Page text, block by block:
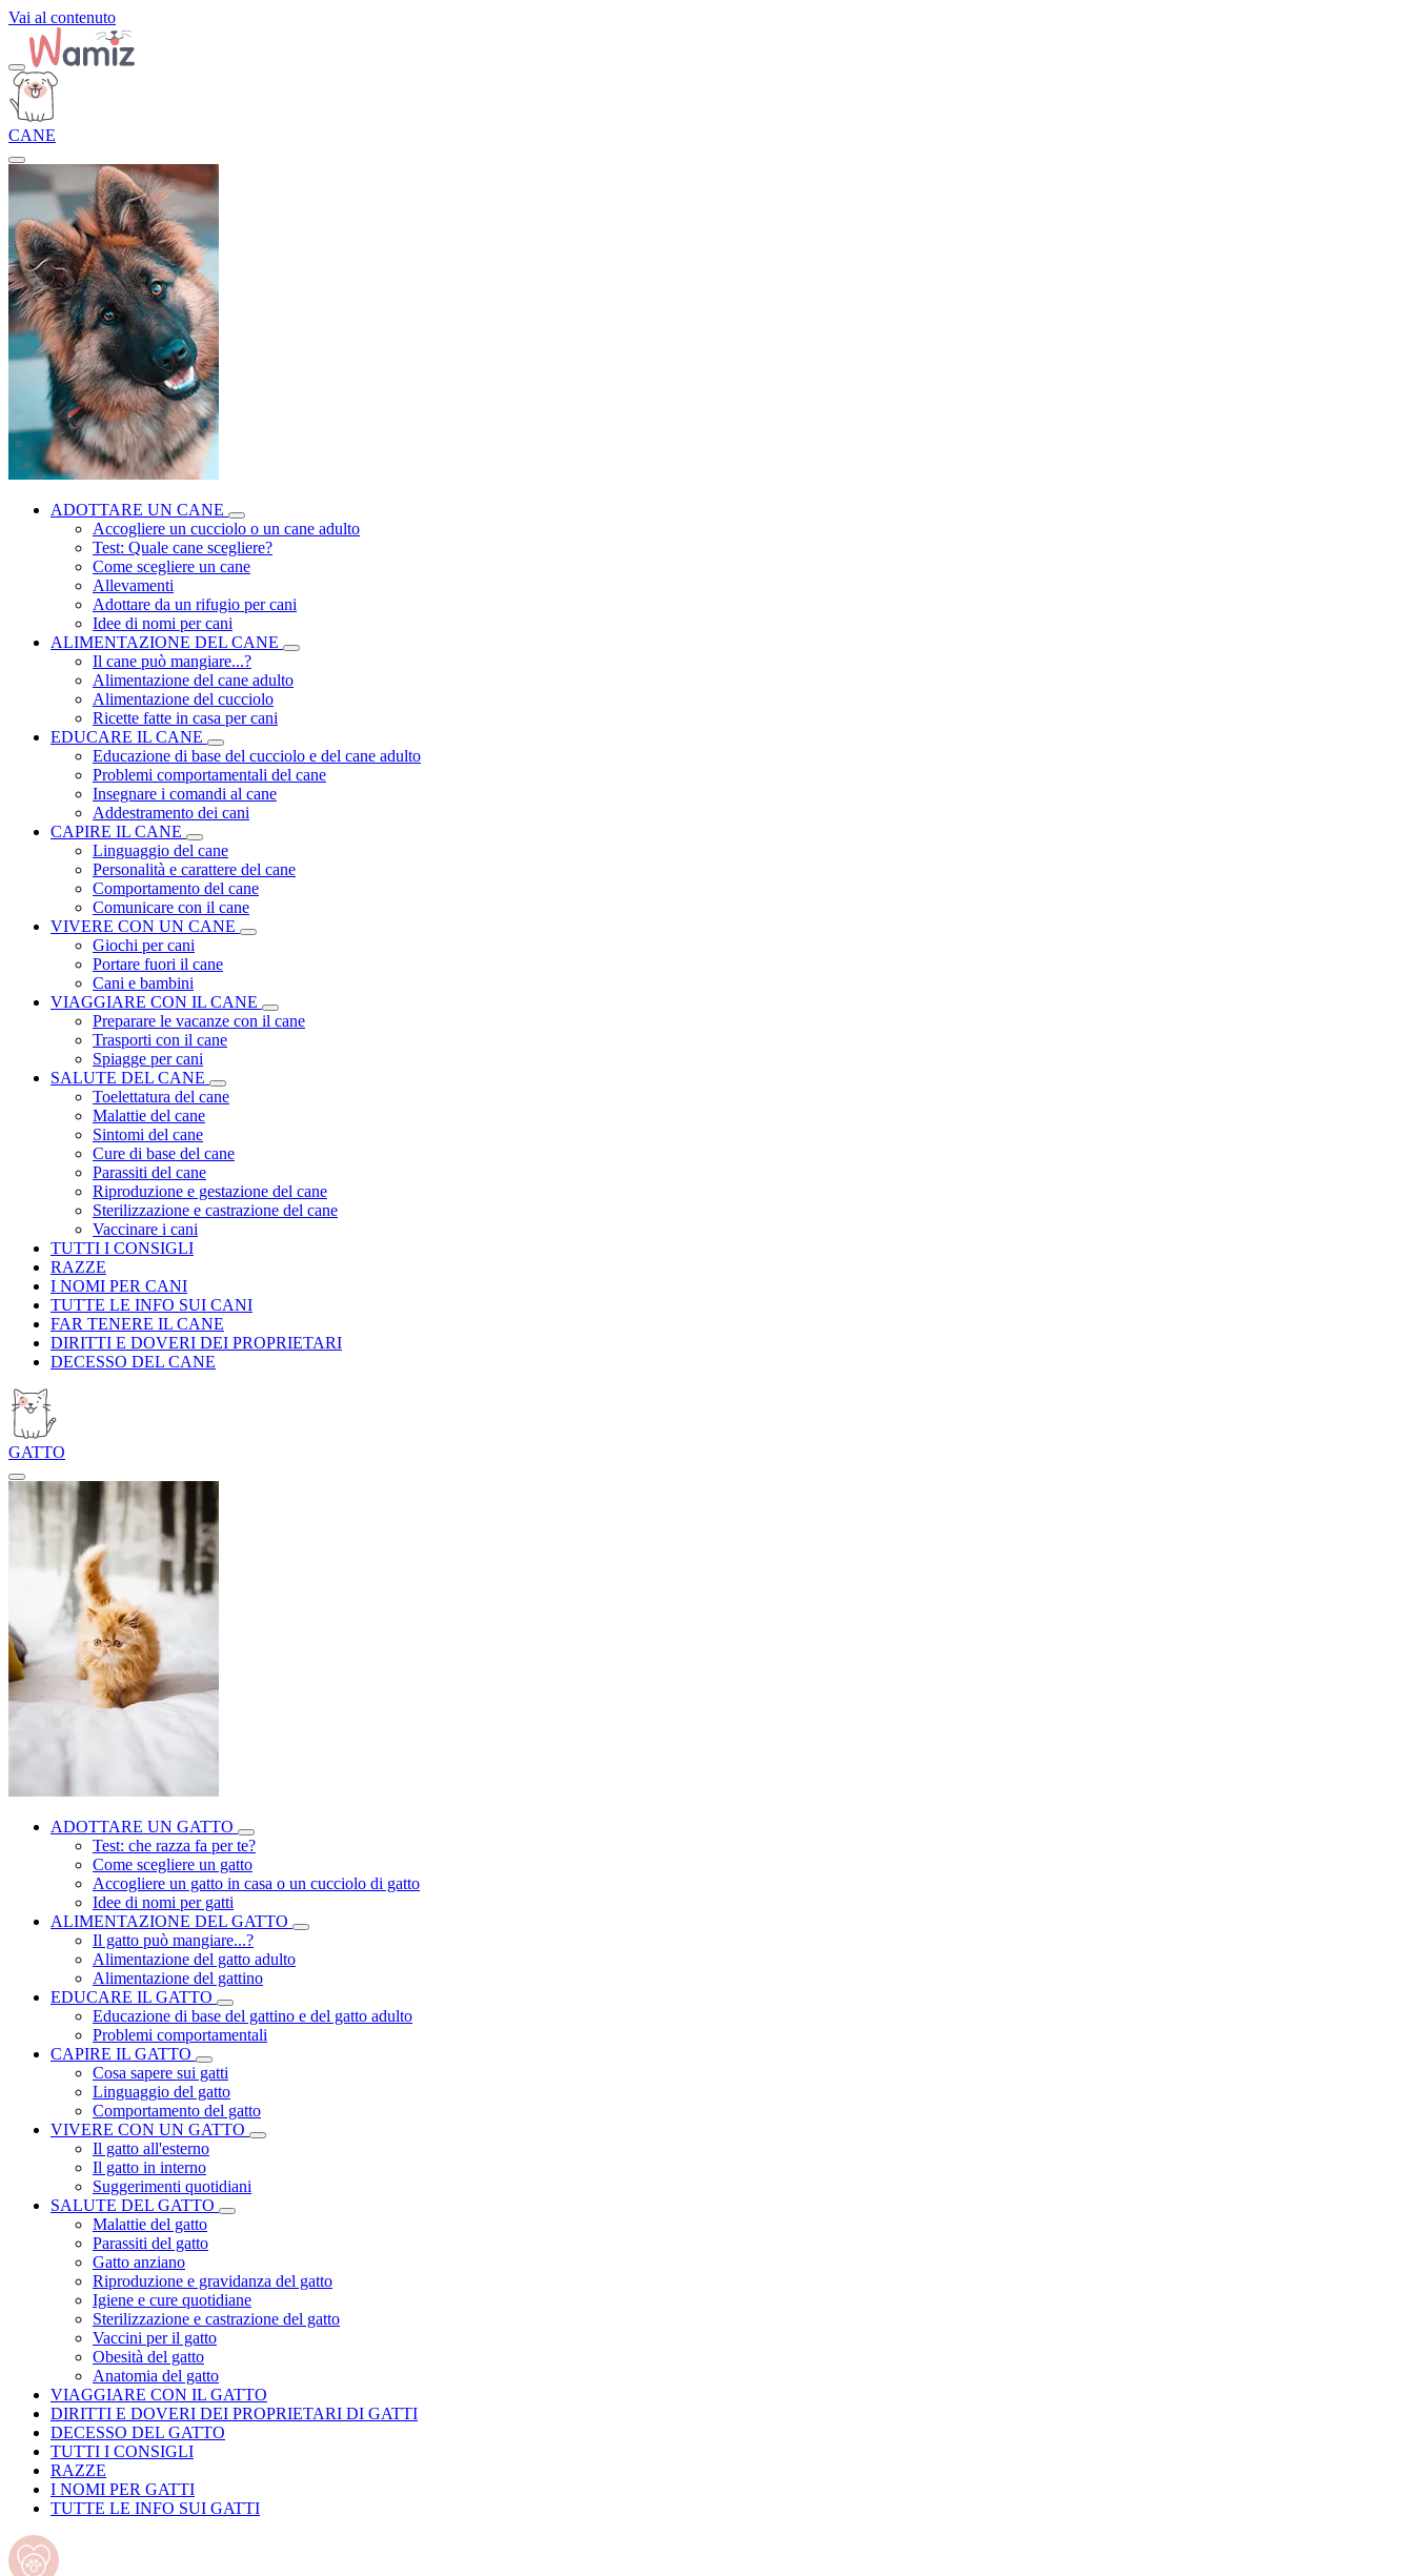
Vai al contenuto
CANE
ADOTTARE UN CANE
Accogliere un cucciolo o un cane adulto
Test: Quale cane scegliere?
Come scegliere un cane
Allevamenti
Adottare da un rifugio per cani
Idee di nomi per cani
ALIMENTAZIONE DEL CANE
Il cane può mangiare...?
Alimentazione del cane adulto
Alimentazione del cucciolo
Ricette fatte in casa per cani
EDUCARE IL CANE
Educazione di base del cucciolo e del cane adulto
Problemi comportamentali del cane
Insegnare i comandi al cane
Addestramento dei cani
CAPIRE IL CANE
Linguaggio del cane
Personalità e carattere del cane
Comportamento del cane
Comunicare con il cane
VIVERE CON UN CANE
Giochi per cani
Portare fuori il cane
Cani e bambini
VIAGGIARE CON IL CANE
Preparare le vacanze con il cane
Trasporti con il cane
Spiagge per cani
SALUTE DEL CANE
Toelettatura del cane
Malattie del cane
Sintomi del cane
Cure di base del cane
Parassiti del cane
Riproduzione e gestazione del cane
Sterilizzazione e castrazione del cane
Vaccinare i cani
TUTTI I CONSIGLI
RAZZE
I NOMI PER CANI
TUTTE LE INFO SUI CANI
FAR TENERE IL CANE
DIRITTI E DOVERI DEI PROPRIETARI
DECESSO DEL CANE
GATTO
ADOTTARE UN GATTO
Test: che razza fa per te?
Come scegliere un gatto
Accogliere un gatto in casa o un cucciolo di gatto
Idee di nomi per gatti
ALIMENTAZIONE DEL GATTO
Il gatto può mangiare...?
Alimentazione del gatto adulto
Alimentazione del gattino
EDUCARE IL GATTO
Educazione di base del gattino e del gatto adulto
Problemi comportamentali
CAPIRE IL GATTO
Cosa sapere sui gatti
Linguaggio del gatto
Comportamento del gatto
VIVERE CON UN GATTO
Il gatto all'esterno
Il gatto in interno
Suggerimenti quotidiani
SALUTE DEL GATTO
Malattie del gatto
Parassiti del gatto
Gatto anziano
Riproduzione e gravidanza del gatto
Igiene e cure quotidiane
Sterilizzazione e castrazione del gatto
Vaccini per il gatto
Obesità del gatto
Anatomia del gatto
VIAGGIARE CON IL GATTO
DIRITTI E DOVERI DEI PROPRIETARI DI GATTI
DECESSO DEL GATTO
TUTTI I CONSIGLI
RAZZE
I NOMI PER GATTI
TUTTE LE INFO SUI GATTI